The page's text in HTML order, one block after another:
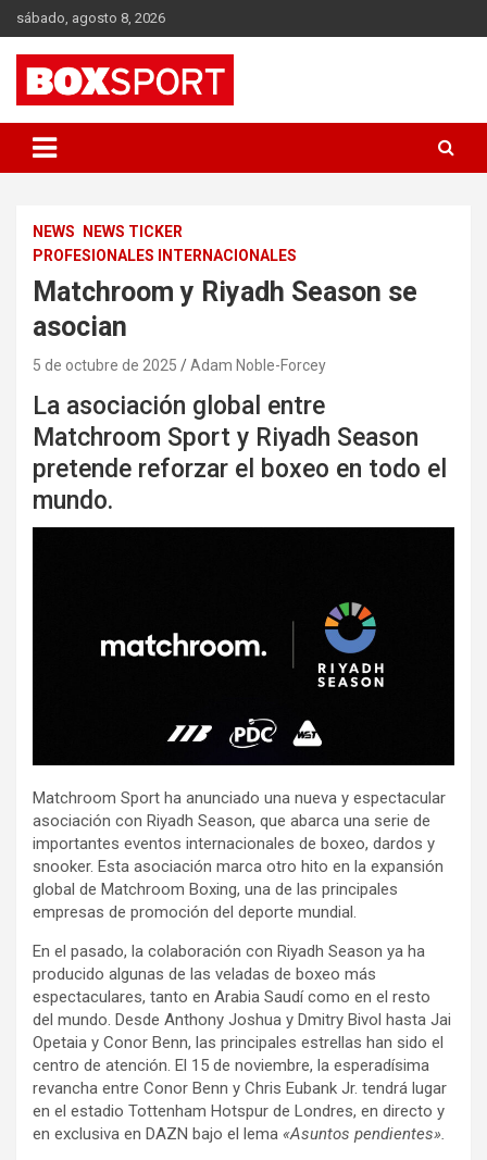
Skip
to
content
sábado, agosto 8, 2026
BOXSPORT
NEWS
NEWS TICKER
PROFESIONALES INTERNACIONALES
Matchroom y Riyadh Season se
asocian
5 de octubre de 2025 Adam Noble-Forcey
La asociación global entre
Matchroom Sport y Riyadh Season
pretende reforzar el boxeo en todo el
mundo.
Matchroom Sport ha anunciado una nueva y espectacular
asociación con Riyadh Season, que abarca una serie de
importantes eventos internacionales de boxeo, dardos y
snooker. Esta asociación marca otro hito en la expansión
global de Matchroom Boxing, una de las principales
empresas de promoción del deporte mundial.
En el pasado, la colaboración con Riyadh Season ya ha
producido algunas de las veladas de boxeo más
espectaculares, tanto en Arabia Saudí como en el resto
del mundo. Desde Anthony Joshua y Dmitry Bivol hasta Jai
Opetaia y Conor Benn, las principales estrellas han sido el
centro de atención. El 15 de noviembre, la esperadísima
revancha entre Conor Benn y Chris Eubank Jr. tendrá lugar
en el estadio Tottenham Hotspur de Londres, en directo y
en exclusiva en DAZN bajo el lema «Asuntos pendientes».